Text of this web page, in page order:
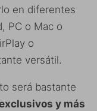
en diferentes
PC o Mac o
o
versátil.
será bastante
y más